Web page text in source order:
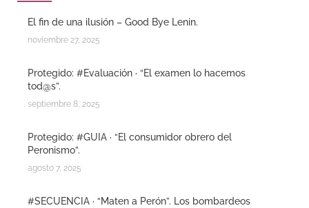
El fin de una ilusión – Good Bye Lenin.
noviembre 27, 2025
Protegido: #Evaluación · “El examen lo hacemos
tod@s”.
septiembre 8, 2025
Protegido: #GUIA · “El consumidor obrero del
Peronismo”.
agosto 7, 2025
#SECUENCIA · “Maten a Perón”. Los bombardeos